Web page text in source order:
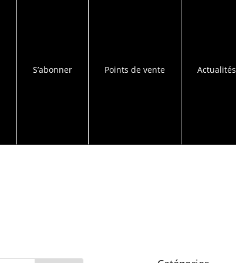
S’abonner Points de vente Actualités